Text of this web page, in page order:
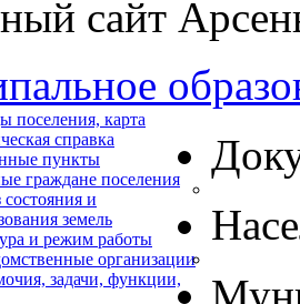
сайт
поселения, карта
справка
пункты
граждане поселения
и
земель
и режим работы
организации
задачи, функции,